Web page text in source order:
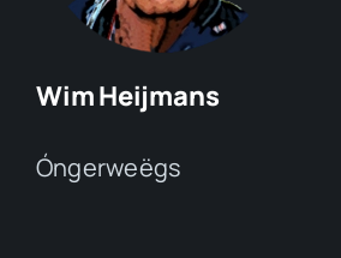
Wim Heijmans
Óngerweëgs